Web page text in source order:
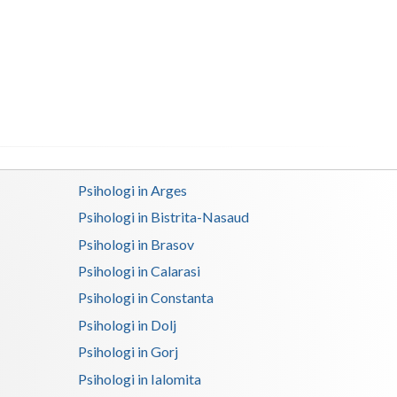
Covasna
Dambovita
Galati
Giurgiu
Gorj
Psihologi in Arges
Psihologi in Bistrita-Nasaud
Psihologi in Brasov
Psihologi in Calarasi
Psihologi in Constanta
Psihologi in Dolj
Psihologi in Gorj
Psihologi in Ialomita